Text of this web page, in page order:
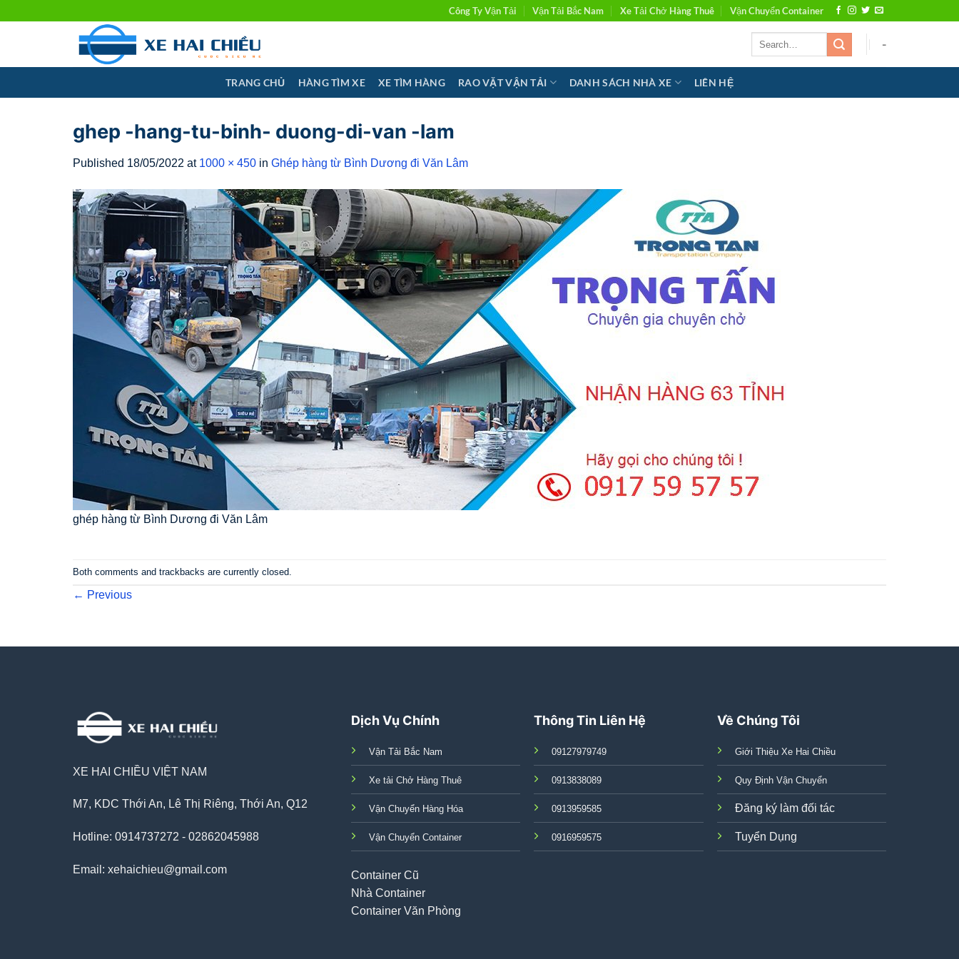
Công Ty Vận Tải Vận Tải Bắc Nam Xe Tải Chở Hàng Thuê Vận Chuyển Container
-
TRANG CHỦ HÀNG TÌM XE XE TÌM HÀNG RAO VẶT VẬN TẢI DANH SÁCH NHÀ XE LIÊN HỆ
ghep -hang-tu-binh- duong-di-van -lam
Published 18/05/2022 at 1000 × 450 in Ghép hàng từ Bình Dương đi Văn Lâm
ghép hàng từ Bình Dương đi Văn Lâm
Both comments and trackbacks are currently closed.
← Previous
XE HAI CHIỀU VIỆT NAM
M7, KDC Thới An, Lê Thị Riêng, Thới An, Q12
Hotline: 0914737272 - 02862045988
Email: xehaichieu@gmail.com
Dịch Vụ Chính
Vận Tải Bắc Nam
Xe tải Chở Hàng Thuê
Vận Chuyển Hàng Hóa
Vận Chuyển Container
Container Cũ
Nhà Container
Container Văn Phòng
Thông Tin Liên Hệ
09127979749
0913838089
0913959585
0916959575
Về Chúng Tôi
Giới Thiệu Xe Hai Chiều
Quy Định Vận Chuyển
Đăng ký làm đối tác
Tuyển Dụng